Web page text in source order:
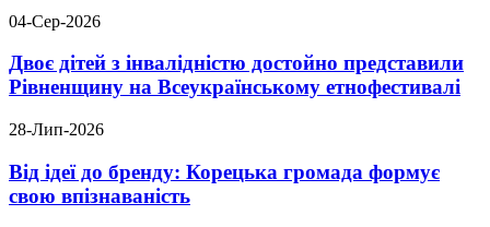
04-Сер-2026
Двоє дітей з інвалідністю достойно представили
Рівненщину на Всеукраїнському етнофестивалі
28-Лип-2026
Від ідеї до бренду: Корецька громада формує
свою впізнаваність